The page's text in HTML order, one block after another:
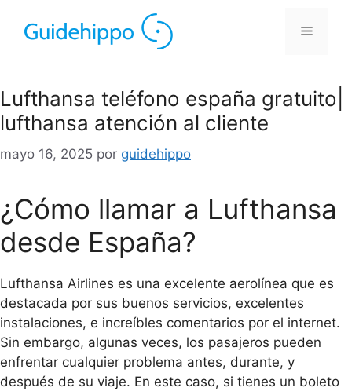
Lufthansa teléfono españa gratuito|
lufthansa atención al cliente
mayo 16, 2025 por guidehippo
¿Cómo llamar a Lufthansa
desde España?
Lufthansa Airlines es una excelente aerolínea que es
destacada por sus buenos servicios, excelentes
instalaciones, e increíbles comentarios por el internet.
Sin embargo, algunas veces, los pasajeros pueden
enfrentar cualquier problema antes, durante, y
después de su viaje. En este caso, si tienes un boleto